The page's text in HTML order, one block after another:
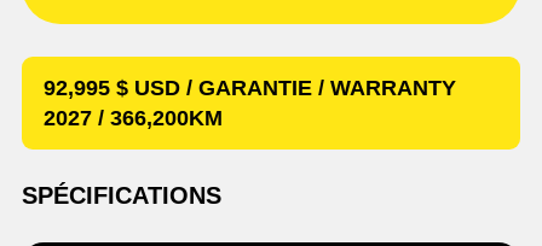
92,995 $ USD / GARANTIE / WARRANTY
2027 / 366,200KM
SPÉCIFICATIONS